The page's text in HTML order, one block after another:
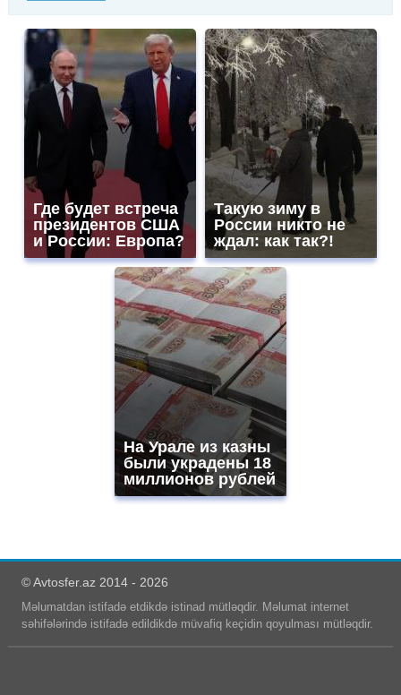
Где будет встреча
президентов США
и России: Европа?
Такую зиму в
России никто не
ждал: как так?!
На Урале из казны
были украдены 18
миллионов рублей
© Avtosfer.az 2014 - 2026
Məlumatdan istifadə etdikdə istinad mütləqdir. Məlumat internet
səhifələrində istifadə edildikdə müvafiq keçidin qoyulması mütləqdir.